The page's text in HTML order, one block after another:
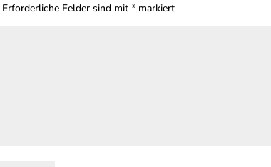
Erforderliche Felder sind mit* markiert